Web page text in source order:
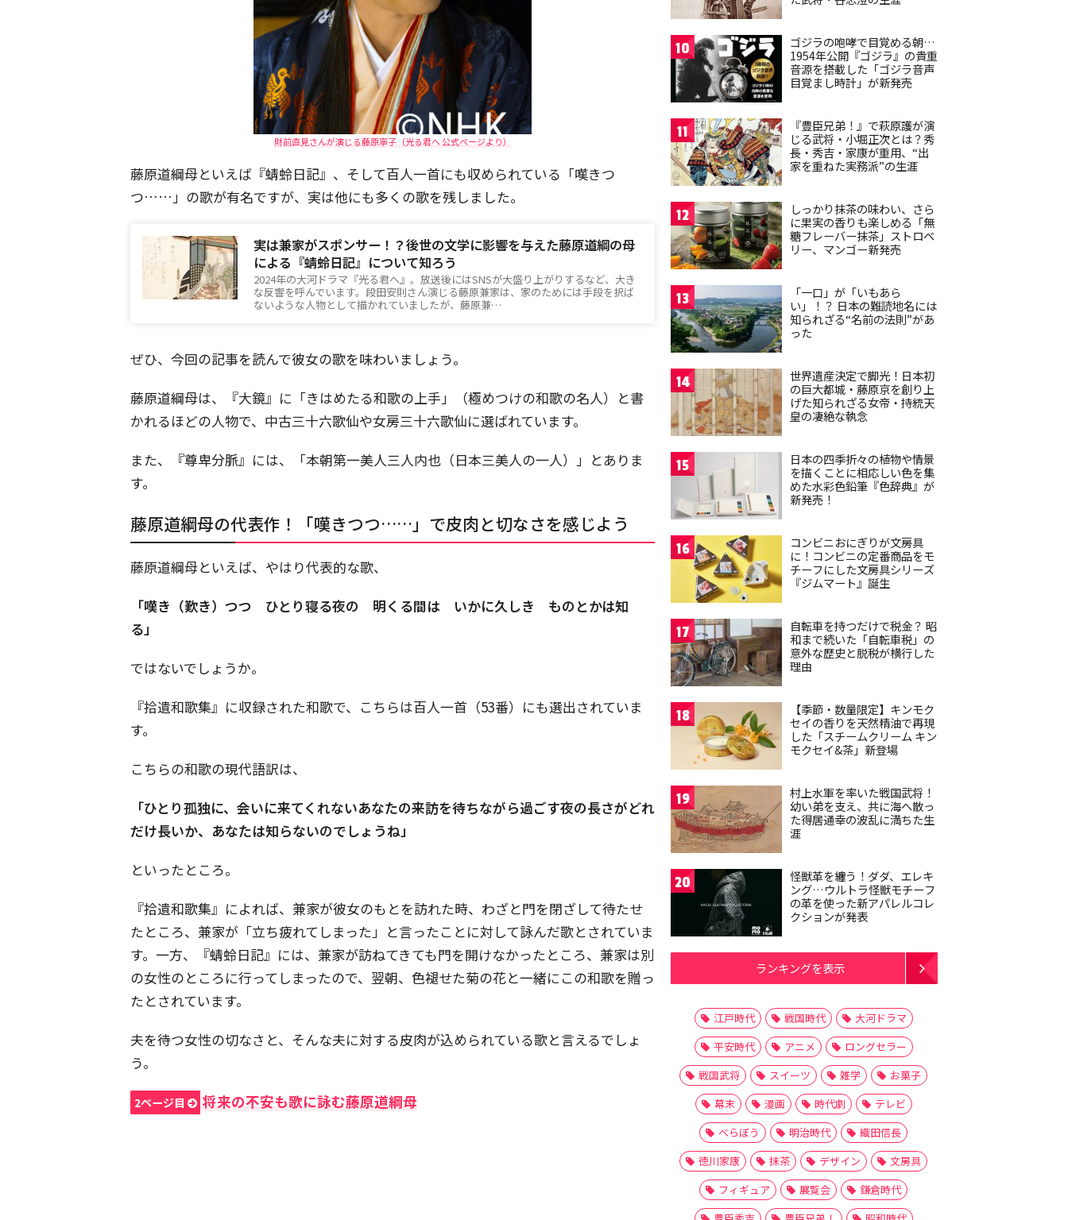
財前直見さんが演じる藤原寧子（光る君へ 公式ページより）
藤原道綱母といえば『蜻蛉日記』、そして百人一首にも収められている「嘆きつ
つ……」の歌が有名ですが、実は他にも多くの歌を残しました。
実は兼家がスポンサー！？後世の文学に影響を与えた藤原道綱の母
による『蜻蛉日記』について知ろう
2024年の大河ドラマ『光る君へ』。放送後にはSNSが大盛り上がりするなど、大き
な反響を呼んでいます。段田安則さん演じる藤原兼家は、家のためには手段を択ば
ないような人物として描かれていましたが、藤原兼…
ぜひ、今回の記事を読んで彼女の歌を味わいましょう。
藤原道綱母は、『大鏡』に「きはめたる和歌の上手」（極めつけの和歌の名人）と書
かれるほどの人物で、中古三十六歌仙や女房三十六歌仙に選ばれています。
また、『尊卑分脈』には、「本朝第一美人三人内也（日本三美人の一人）」とありま
す。
藤原道綱母の代表作！「嘆きつつ……」で皮肉と切なさを感じよう
藤原道綱母といえば、やはり代表的な歌、
「嘆き（歎き）つつ ひとり寝る夜の 明くる間は いかに久しき ものとかは知
る」
ではないでしょうか。
『拾遺和歌集』に収録された和歌で、こちらは百人一首（53番）にも選出されていま
す。
こちらの和歌の現代語訳は、
「ひとり孤独に、会いに来てくれないあなたの来訪を待ちながら過ごす夜の長さがどれ
だけ長いか、あなたは知らないのでしょうね」
といったところ。
『拾遺和歌集』によれば、兼家が彼女のもとを訪れた時、わざと門を閉ざして待たせ
たところ、兼家が「立ち疲れてしまった」と言ったことに対して詠んだ歌とされていま
す。一方、『蜻蛉日記』には、兼家が訪ねてきても門を開けなかったところ、兼家は別
の女性のところに行ってしまったので、翌朝、色褪せた菊の花と一緒にこの和歌を贈っ
たとされています。
夫を待つ女性の切なさと、そんな夫に対する皮肉が込められている歌と言えるでしょ
う。
2ページ目 将来の不安も歌に詠む藤原道綱母
10
ゴジラの咆哮で目覚める朝…
1954年公開『ゴジラ』の貴重
音源を搭載した「ゴジラ音声
目覚まし時計」が新発売
11
『豊臣兄弟！』で萩原護が演
じる武将・小堀正次とは？秀
長・秀吉・家康が重用、“出
家を重ねた実務派”の生涯
12
しっかり抹茶の味わい、さら
に果実の香りも楽しめる「無
糖フレーバー抹茶」ストロベ
リー、マンゴー新発売
13
「一口」が「いもあら
い」！？ 日本の難読地名には
知られざる“名前の法則”があ
った
14
世界遺産決定で脚光！日本初
の巨大都城・藤原京を創り上
げた知られざる女帝・持統天
皇の凄絶な執念
15
日本の四季折々の植物や情景
を描くことに相応しい色を集
めた水彩色鉛筆『色辞典』が
新発売！
16
コンビニおにぎりが文房具
に！コンビニの定番商品をモ
チーフにした文房具シリーズ
『ジムマート』誕生
17
自転車を持つだけで税金？ 昭
和まで続いた「自転車税」の
意外な歴史と脱税が横行した
理由
18
【季節・数量限定】キンモク
セイの香りを天然精油で再現
した「スチームクリーム キン
モクセイ&茶」新登場
19
村上水軍を率いた戦国武将！
幼い弟を支え、共に海へ散っ
た得居通幸の波乱に満ちた生
涯
20
怪獣革を纏う！ダダ、エレキ
ング…ウルトラ怪獣モチーフ
の革を使った新アパレルコレ
クションが発表
ランキングを表示
江戸時代 戦国時代
大河ドラマ
平安時代
アニメ
ロングセラー
戦国武将
スイーツ 雑学
お菓子
幕末
漫画 時代劇
テレビ
べらぼう
明治時代
織田信長
徳川家康
抹茶 デザイン
文房具
フィギュア
展覧会
鎌倉時代